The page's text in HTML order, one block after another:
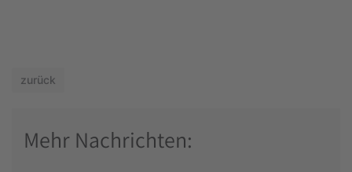
zurück
Mehr Nachrichten: